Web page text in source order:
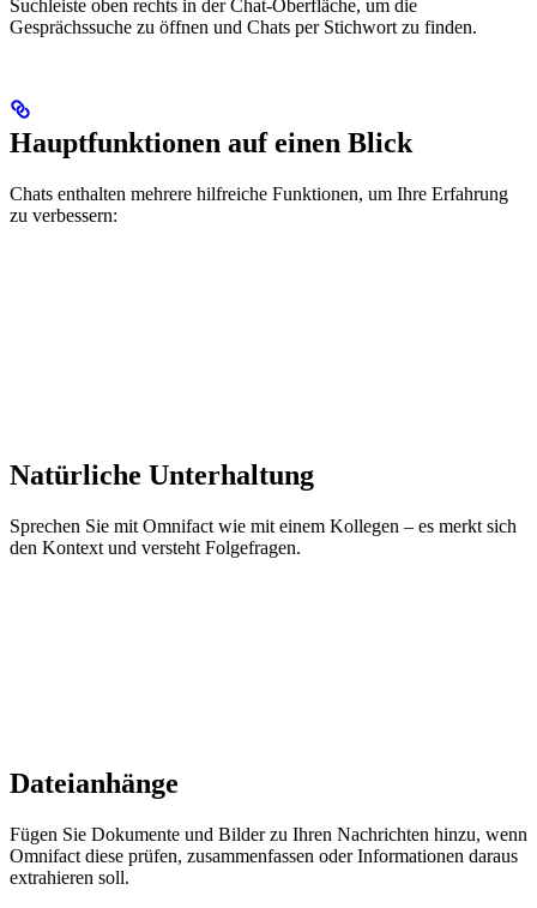
Suchleiste oben rechts in der Chat-Oberfläche, um die
Gesprächssuche zu öffnen und Chats per Stichwort zu finden.
Hauptfunktionen auf einen Blick
Chats enthalten mehrere hilfreiche Funktionen, um Ihre Erfahrung
zu verbessern:
Natürliche Unterhaltung
Sprechen Sie mit Omnifact wie mit einem Kollegen – es merkt sich
den Kontext und versteht Folgefragen.
Dateianhänge
Fügen Sie Dokumente und Bilder zu Ihren Nachrichten hinzu, wenn
Omnifact diese prüfen, zusammenfassen oder Informationen daraus
extrahieren soll.